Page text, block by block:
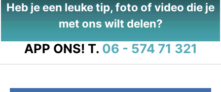
Heb je een leuke tip, foto of video die je
met ons wilt delen?
APP ONS! T. 06 - 574 71 321